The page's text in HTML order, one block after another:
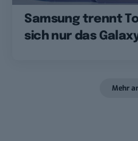
Samsung trennt
sich nur das
Mehr